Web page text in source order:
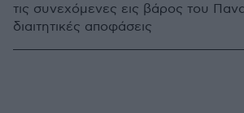
τις συνεχόμενες εις βάρος του
διαιτητικές αποφάσεις